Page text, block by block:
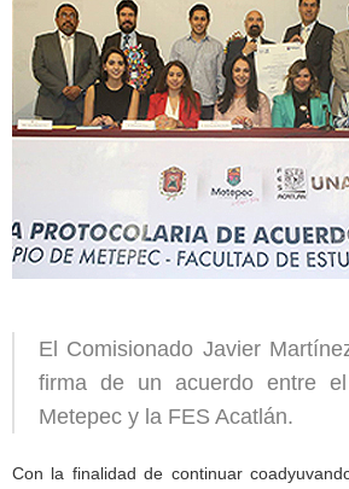
El Comisionado Javier
firma de un acuerdo entre
Metepec y la FES Acatlán.
Con la finalidad de continuar